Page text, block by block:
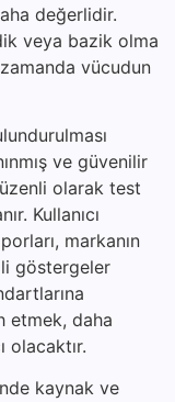
değerlidir.
veya bazik olma
vücudun
ve güvenilir
olarak test
Kullanıcı
markanın
göstergeler
etmek, daha
olacaktır.
kaynak ve